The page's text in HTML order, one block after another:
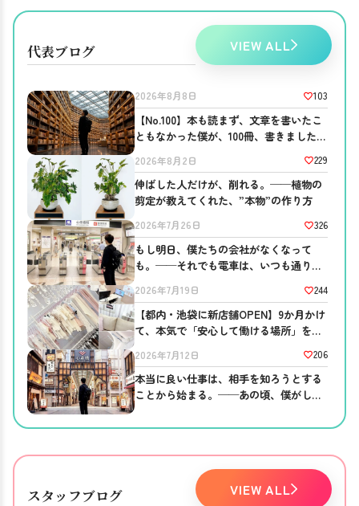
代表ブログ VIEW ALL
2026年8月8日 103
【No.100】本も読まず、文章を書いたこ
ともなかった僕が、100冊、書きました。
2026年8月2日 229
伸ばした人だけが、削れる。──植物の
剪定が教えてくれた、”本物”の作り方
2026年7月26日 326
もし明日、僕たちの会社がなくなって
も。──それでも電車は、いつも通り走
2026年7月19日 244
【都内・池袋に新店舗OPEN】9か月かけ
て、本気で「安心して働ける場所」を作
2026年7月12日 206
本当に良い仕事は、相手を知ろうとする
ことから始まる。──あの頃、僕がして
スタッフブログ VIEW ALL